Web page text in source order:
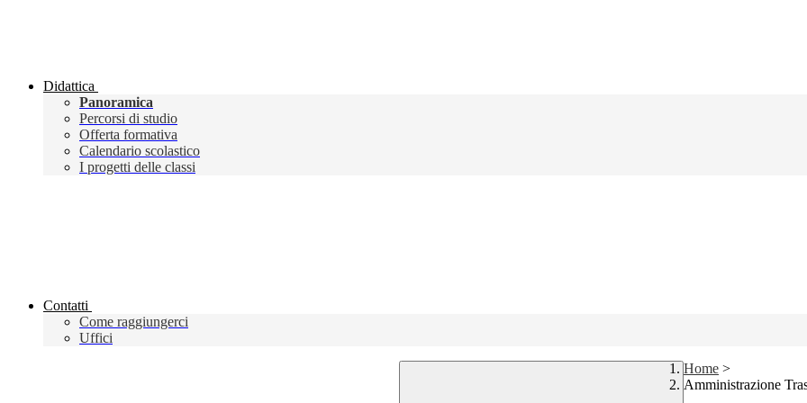
Didattica
Panoramica
Percorsi di studio
Offerta formativa
Calendario scolastico
I progetti delle classi
Contatti
Come raggiungerci
Uffici
Home >
Amministrazione